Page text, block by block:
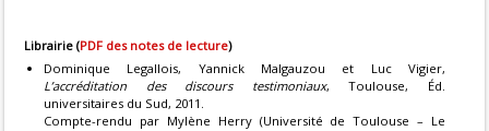
Librairie (PDF des notes de lecture)
Dominique Legallois, Yannick Malgauzou et Luc Vigier,
L’accréditation des discours testimoniaux, Toulouse, Éd.
universitaires du Sud, 2011.
Compte-rendu par Mylène Herry (Université de Toulouse – Le